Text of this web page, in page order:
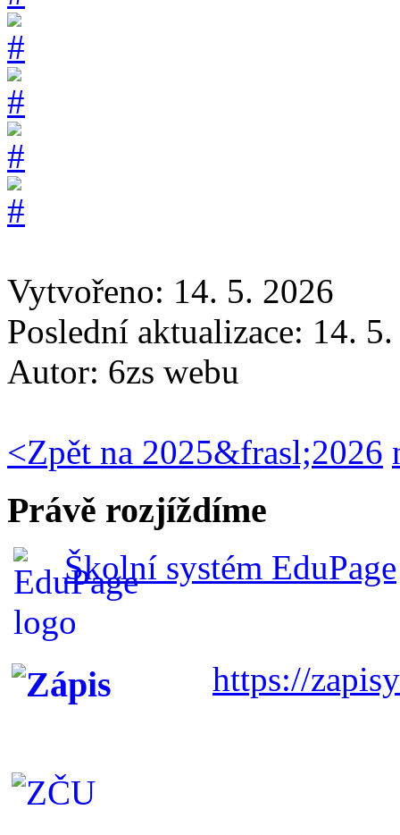
Vytvořeno: 14. 5. 2026
Poslední aktualizace: 14.
Autor: 6zs webu
<Zpět na 2025&frasl;2026
Právě rozjíždíme
Školní systém EduPage
https://